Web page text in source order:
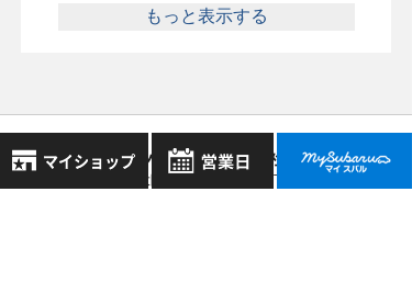
もっと表示する
スバル近畿株式会社
〒570-0021 大阪府守口市八雲東町1丁目21番23号